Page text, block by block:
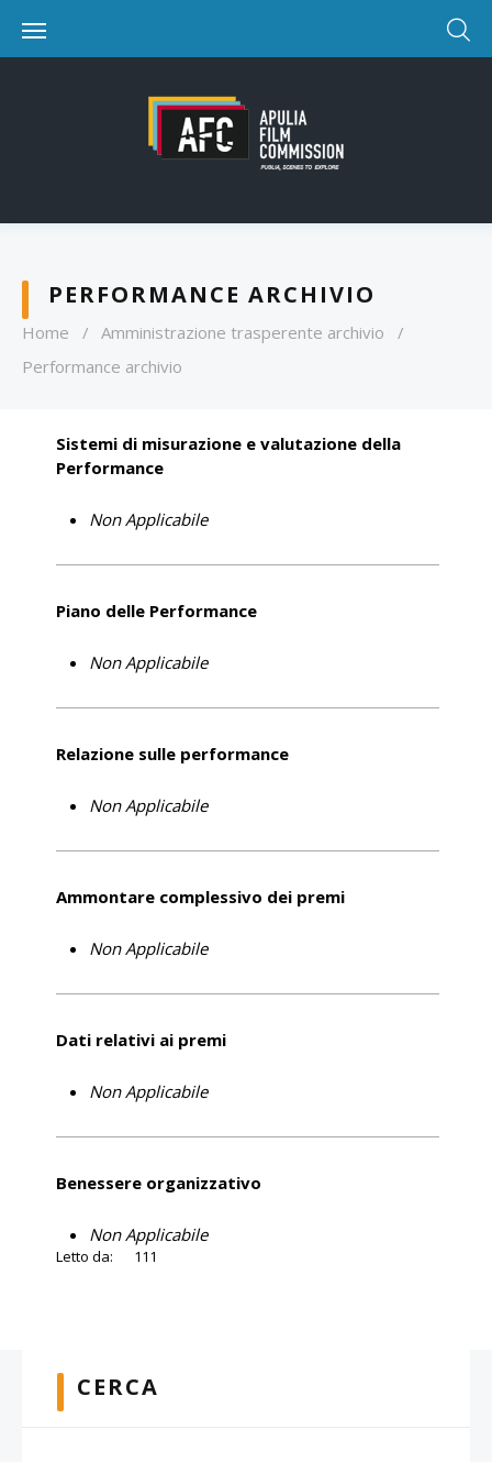
PERFORMANCE ARCHIVIO
Home / Amministrazione trasperente archivio
/
Performance archivio
Sistemi di misurazione e valutazione della
Performance
Non Applicabile
Piano delle Performance
Non Applicabile
Relazione sulle performance
Non Applicabile
Ammontare complessivo dei premi
Non Applicabile
Dati relativi ai premi
Non Applicabile
Benessere organizzativo
Non Applicabile
Letto da: 111
CERCA